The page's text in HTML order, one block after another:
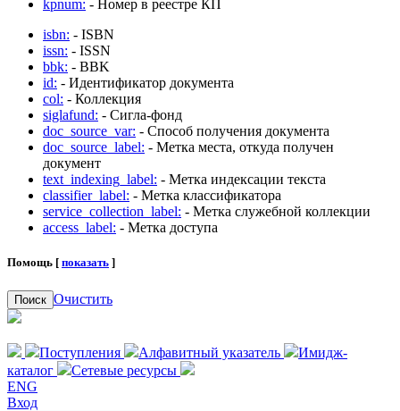
kpnum: - Номер в реестре КП
isbn: - ISBN
issn: - ISSN
bbk: - BBK
id: - Идентификатор документа
col: - Коллекция
siglafund: - Сигла-фонд
doc_source_var: - Способ получения документа
doc_source_label: - Метка места, откуда получен
документ
text_indexing_label: - Метка индексации текста
classifier_label: - Метка классификатора
service_collection_label: - Метка служебной коллекции
access_label: - Метка доступа
Помощь [ показать ]
Поиск Очистить
Поступления Алфавитный указатель
Имидж-
каталог
Сетевые ресурсы
ENG
Вход